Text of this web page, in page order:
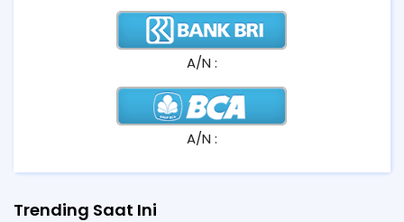
A/N :
A/N :
Trending Saat Ini